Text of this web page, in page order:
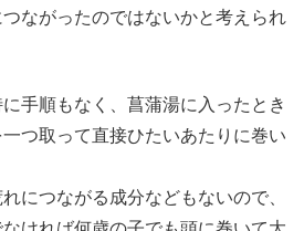
ながったのではないかと考えられ
手順もなく、菖蒲湯に入ったとき
つ取って直接ひたいあたりに巻い
につながる成分などもないので、